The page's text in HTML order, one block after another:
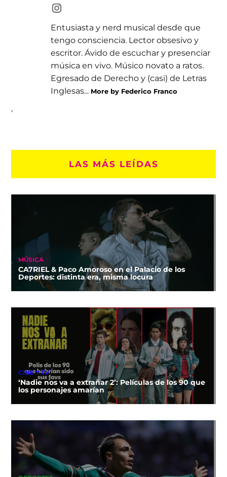
Entusiasta y nerd musical desde que
tengo consciencia. Lector obsesivo y
escritor. Ávido de escuchar y presenciar
música en vivo. Músico novato a ratos.
Egresado de Derecho y (casi) de Letras
Inglesas... More by Federico Franco
LAS MÁS LEÍDAS
MÚSICA
CA7RIEL & Paco Amoroso en el Palacio de los
Deportes: distinta era, misma locura
CINE Y TV
‘Nadie nos va a extrañar 2’: Películas de los 90 que
los personajes amarían